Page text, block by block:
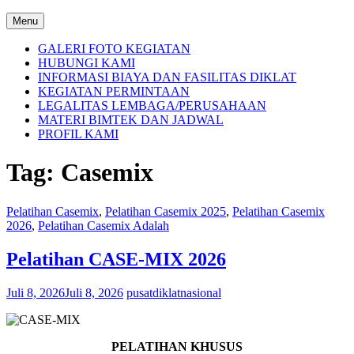
Menu
GALERI FOTO KEGIATAN
HUBUNGI KAMI
INFORMASI BIAYA DAN FASILITAS DIKLAT
KEGIATAN PERMINTAAN
LEGALITAS LEMBAGA/PERUSAHAAN
MATERI BIMTEK DAN JADWAL
PROFIL KAMI
Tag: Casemix
Pelatihan Casemix, Pelatihan Casemix 2025, Pelatihan Casemix
2026, Pelatihan Casemix Adalah
Pelatihan CASE-MIX 2026
Juli 8, 2026Juli 8, 2026 pusatdiklatnasional
PELATIHAN KHUSUS